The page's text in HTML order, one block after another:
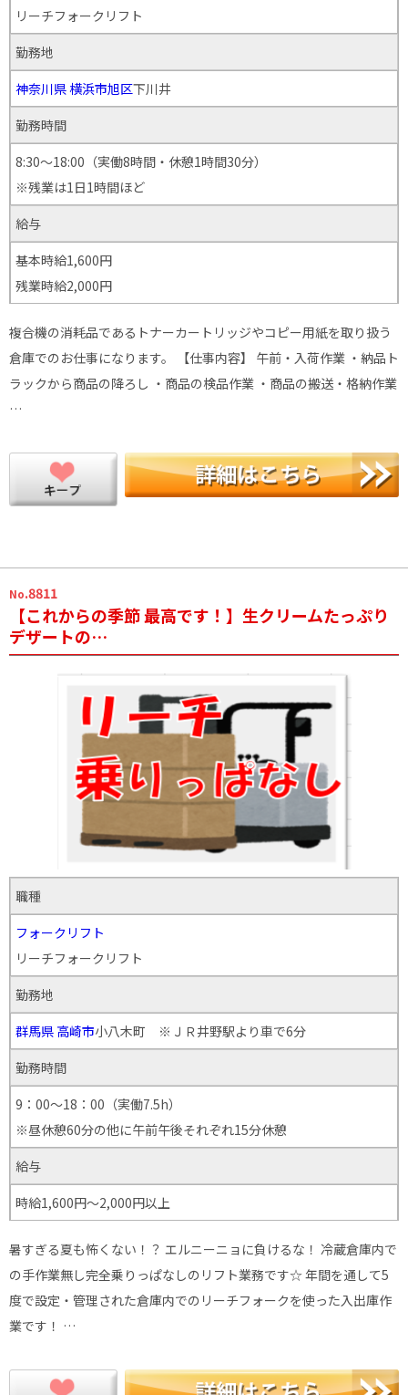
リーチフォークリフト
勤務地
神奈川県横浜市旭区下川井
勤務時間
8:30～18:00（実働8時間・休憩1時間30分）
※残業は1日1時間ほど
給与
基本時給1,600円
残業時給2,000円
複合機の消耗品であるトナーカートリッジやコピー用紙を取り扱う
倉庫でのお仕事になります。 【仕事内容】 午前・入荷作業 ・納品ト
ラックから商品の降ろし ・商品の検品作業 ・商品の搬送・格納作業
…
No.8811
【これからの季節 最高です！】生クリームたっぷり
デザートの…
職種
フォークリフト
リーチフォークリフト
勤務地
群馬県 高崎市小八木町 ※ＪＲ井野駅より車で6分
勤務時間
9：00～18：00（実働7.5h）
※昼休憩60分の他に午前午後それぞれ15分休憩
給与
時給1,600円～2,000円以上
暑すぎる夏も怖くない！？ エルニーニョに負けるな！ 冷蔵倉庫内で
の手作業無し完全乗りっぱなしのリフト業務です☆ 年間を通して5
度で設定・管理された倉庫内でのリーチフォークを使った入出庫作
業です！ …